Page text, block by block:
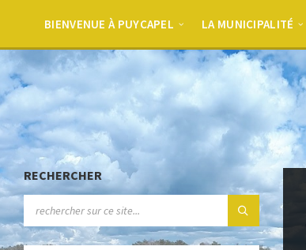
BIENVENUE À PUYCAPEL LA MUNICIPALITÉ
RECHERCHER